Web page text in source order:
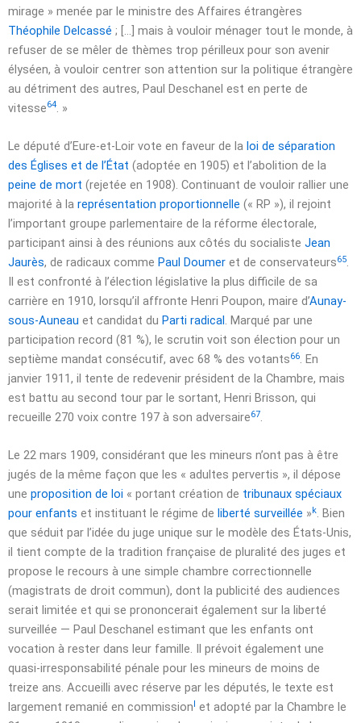
mirage » menée par le ministre des Affaires étrangères
Théophile Delcassé ; […] mais à vouloir ménager tout le monde, à
refuser de se mêler de thèmes trop périlleux pour son avenir
élyséen, à vouloir centrer son attention sur la politique étrangère
au détriment des autres, Paul Deschanel est en perte de
vitesse64. »
Le député d’Eure-et-Loir vote en faveur de la loi de séparation
des Églises et de l’État (adoptée en 1905) et l’abolition de la
peine de mort (rejetée en 1908). Continuant de vouloir rallier une
majorité à la représentation proportionnelle (« RP »), il rejoint
l’important groupe parlementaire de la réforme électorale,
participant ainsi à des réunions aux côtés du socialiste Jean
Jaurès, de radicaux comme Paul Doumer et de conservateurs65.
Il est confronté à l’élection législative la plus difficile de sa
carrière en 1910, lorsqu’il affronte Henri Poupon, maire d’Aunay-
sous-Auneau et candidat du Parti radical. Marqué par une
participation record (81 %), le scrutin voit son élection pour un
septième mandat consécutif, avec 68 % des votants66. En
janvier 1911, il tente de redevenir président de la Chambre, mais
est battu au second tour par le sortant, Henri Brisson, qui
recueille 270 voix contre 197 à son adversaire67.
Le 22 mars 1909, considérant que les mineurs n’ont pas à être
jugés de la même façon que les « adultes pervertis », il dépose
une proposition de loi « portant création de tribunaux spéciaux
pour enfants et instituant le régime de liberté surveillée »k. Bien
que séduit par l’idée du juge unique sur le modèle des États-Unis,
il tient compte de la tradition française de pluralité des juges et
propose le recours à une simple chambre correctionnelle
(magistrats de droit commun), dont la publicité des audiences
serait limitée et qui se prononcerait également sur la liberté
surveillée — Paul Deschanel estimant que les enfants ont
vocation à rester dans leur famille. Il prévoit également une
quasi-irresponsabilité pénale pour les mineurs de moins de
treize ans. Accueilli avec réserve par les députés, le texte est
largement remanié en commissionl et adopté par la Chambre le